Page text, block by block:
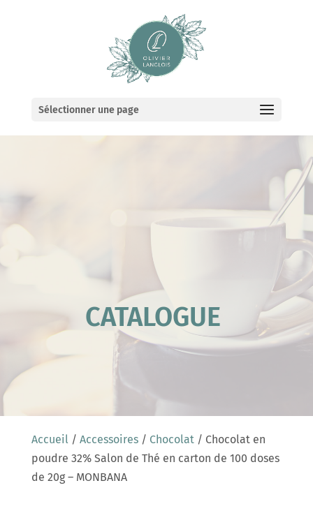
Sélectionner une page
CATALOGUE
Accueil/ Accessoires/ Chocolat/ Chocolat en
poudre 32% Salon de Thé en carton de 100 doses
de 20g – MONBANA